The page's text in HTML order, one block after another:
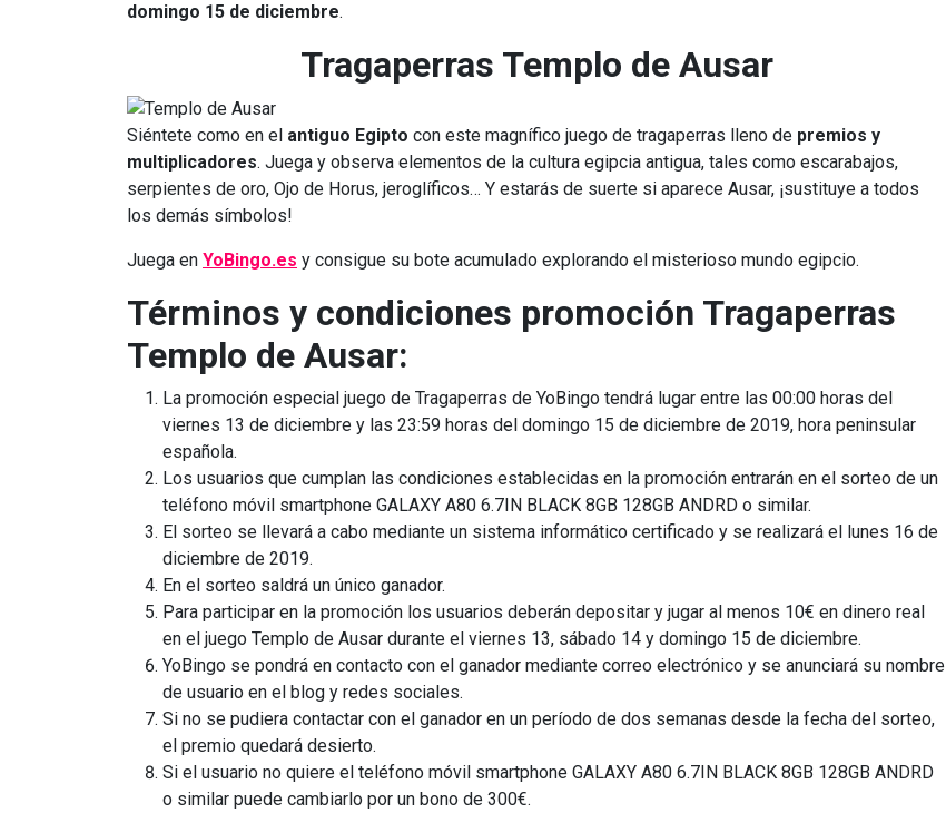
domingo 15 de diciembre.
Tragaperras Templo de Ausar
Siéntete como en el antiguo Egipto con este magnífico juego de tragaperras lleno de premios y
multiplicadores. Juega y observa elementos de la cultura egipcia antigua, tales como escarabajos,
serpientes de oro, Ojo de Horus, jeroglíficos… Y estarás de suerte si aparece Ausar, ¡sustituye a todos
los demás símbolos!
Juega en YoBingo.es y consigue su bote acumulado explorando el misterioso mundo egipcio.
Términos y condiciones promoción Tragaperras
Templo de Ausar:
La promoción especial juego de Tragaperras de YoBingo tendrá lugar entre las 00:00 horas del
viernes 13 de diciembre y las 23:59 horas del domingo 15 de diciembre de 2019, hora peninsular
española.
Los usuarios que cumplan las condiciones establecidas en la promoción entrarán en el sorteo de un
teléfono móvil smartphone GALAXY A80 6.7IN BLACK 8GB 128GB ANDRD o similar.
El sorteo se llevará a cabo mediante un sistema informático certificado y se realizará el lunes 16 de
diciembre de 2019.
En el sorteo saldrá un único ganador.
Para participar en la promoción los usuarios deberán depositar y jugar al menos 10€ en dinero real
en el juego Templo de Ausar durante el viernes 13, sábado 14 y domingo 15 de diciembre.
YoBingo se pondrá en contacto con el ganador mediante correo electrónico y se anunciará su nombre
de usuario en el blog y redes sociales.
Si no se pudiera contactar con el ganador en un período de dos semanas desde la fecha del sorteo,
el premio quedará desierto.
Si el usuario no quiere el teléfono móvil smartphone GALAXY A80 6.7IN BLACK 8GB 128GB ANDRD
o similar puede cambiarlo por un bono de 300€.